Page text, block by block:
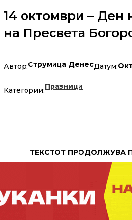
14 октомври – Ден
на Пресвета
Автор:Струмица ДенесДатум:
Категории:Празници
ТЕКСТОТ ПРОДОЛЖУВА